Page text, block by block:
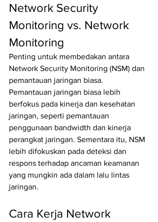
Network Security
Monitoring vs. Network
Monitoring
Penting untuk membedakan antara
Network Security Monitoring (NSM) dan
pemantauan jaringan biasa.
Pemantauan jaringan biasa lebih
berfokus pada kinerja dan kesehatan
jaringan, seperti pemantauan
penggunaan bandwidth dan kinerja
perangkat jaringan. Sementara itu, NSM
lebih difokuskan pada deteksi dan
respons terhadap ancaman keamanan
yang mungkin ada dalam lalu lintas
jaringan.
Cara Kerja Network